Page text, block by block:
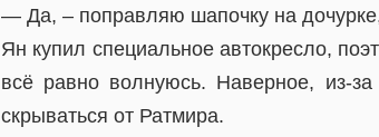
— Да, – поправляю шапочку на
Ян купил специальное автокресло,
всё равно волнуюсь. Наверное, из-
скрываться от Ратмира.